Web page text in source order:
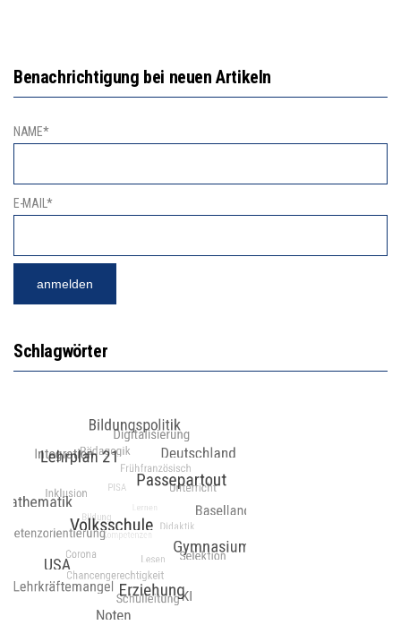
Benachrichtigung bei neuen Artikeln
NAME*
E-MAIL*
Schlagwörter